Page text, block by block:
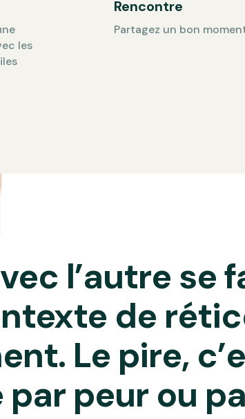
les
Rencontre
Partagez un bon
l’autre se
de
Le pire,
peur ou